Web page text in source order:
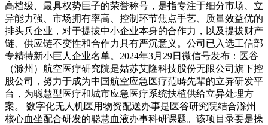
高档级、最具权势巨子的荣誉称号，是指专注于细分市场、立
异能力强、市场拥有率高、控制环节焦点手艺、质量效益优的
排头兵企业，对于提拔中小企业本身的合作力，以及提拔财产
链、供应链不变性和合作力具有严沉意义。公司已入选工信部
专精特新小巨人企业名单。2024年3月29日微信号发布：医谷
（滁州）航空医疗研究院是姑苏艾隆科技股份无限公司旗下控
股公司，努力于成为中国航空应急医疗范畴先辈的立异研发平
台，为聪慧型医疗和城市应急医疗系统扶植供给立异处理方
案。 数字化无人机医用物资配送办事是医谷研究院结合滁州
核心血坐配合研发的聪慧血液办事科研课题。该项目录要是操